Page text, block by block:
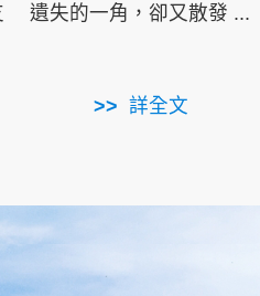
遺失的一角，卻又散發 ...
詳全文